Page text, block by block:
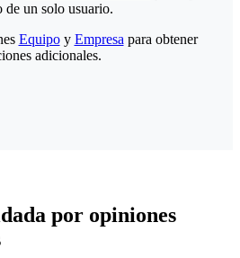
de un solo usuario.
Equipoy Empresa para obtener
adicionales.
por opiniones